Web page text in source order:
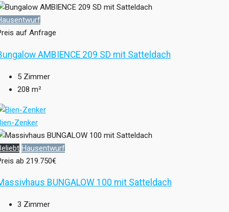
auf Anfrage
AMBIENCE 209 SD mit Satteldach
5 Zimmer
208 m²
Zenker
Hausentwurf
ab 219.750€
BUNGALOW 100 mit Satteldach
3 Zimmer